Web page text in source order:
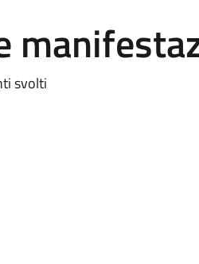
svolti